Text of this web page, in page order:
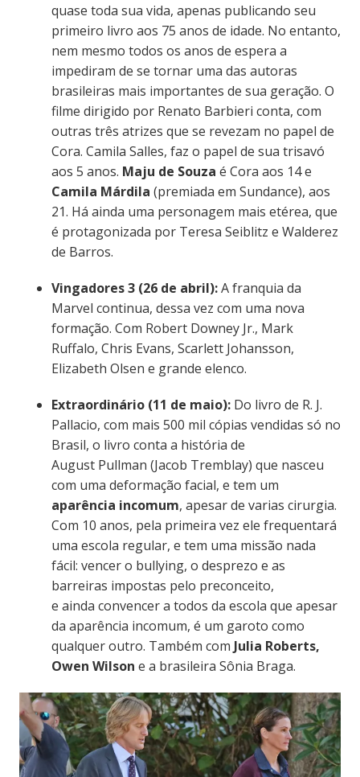
quase toda sua vida, apenas publicando seu
primeiro livro aos 75 anos de idade. No entanto,
nem mesmo todos os anos de espera a
impediram de se tornar uma das autoras
brasileiras mais importantes de sua geração. O
filme dirigido por Renato Barbieri conta, com
outras três atrizes que se revezam no papel de
Cora. Camila Salles, faz o papel de sua trisavó
aos 5 anos. Maju de Souza é Cora aos 14 e
Camila Márdila (premiada em Sundance), aos
21. Há ainda uma personagem mais etérea, que
é protagonizada por Teresa Seiblitz e Walderez
de Barros.
Vingadores 3 (26 de abril):A franquia da
Marvel continua, dessa vez com uma nova
formação. Com Robert Downey Jr., Mark
Ruffalo, Chris Evans, Scarlett Johansson,
Elizabeth Olsen e grande elenco.
Extraordinário (11 de maio):Do livro de R. J.
Pallacio, com mais 500 mil cópias vendidas só no
Brasil, o livro conta a história de
August Pullman (Jacob Tremblay) que nasceu
com uma deformação facial, e tem um
aparência incomum, apesar de varias cirurgia.
Com 10 anos, pela primeira vez ele frequentará
uma escola regular, e tem uma missão nada
fácil: vencer o bullying, o desprezo e as
barreiras impostas pelo preconceito,
e ainda convencer a todos da escola que apesar
da aparência incomum, é um garoto como
qualquer outro. Também com Julia Roberts,
Owen Wilson e a brasileira Sônia Braga.